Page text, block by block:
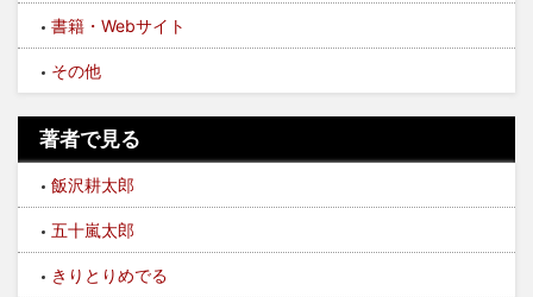
書籍・Webサイト
その他
著者で見る
飯沢耕太郎
五十嵐太郎
きりとりめでる